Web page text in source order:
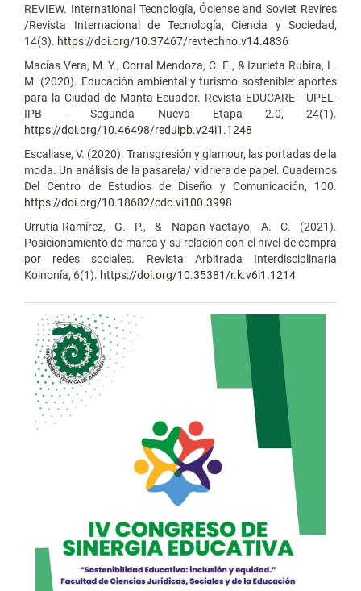
REVIEW. International Tecnología, Óciense and Soviet Revires
/Revista Internacional de Tecnología, Ciencia y Sociedad,
14(3). https://doi.org/10.37467/revtechno.v14.4836
Macías Vera, M. Y., Corral Mendoza, C. E., & Izurieta Rubira, L.
M. (2020). Educación ambiental y turismo sostenible: aportes
para la Ciudad de Manta Ecuador. Revista EDUCARE - UPEL-
IPB - Segunda Nueva Etapa 2.0, 24(1).
https://doi.org/10.46498/reduipb.v24i1.1248
Escaliase, V. (2020). Transgresión y glamour, las portadas de la
moda. Un análisis de la pasarela/ vidriera de papel. Cuadernos
Del Centro de Estudios de Diseño y Comunicación, 100.
https://doi.org/10.18682/cdc.vi100.3998
Urrutia-Ramírez, G. P., & Napan-Yactayo, A. C. (2021).
Posicionamiento de marca y su relación con el nivel de compra
por redes sociales. Revista Arbitrada Interdisciplinaria
Koinonía, 6(1). https://doi.org/10.35381/r.k.v6i1.1214